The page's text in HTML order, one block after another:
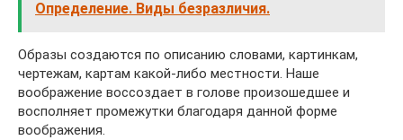
Определение. Виды безразличия.
Образы создаются по описанию словами, картинкам,
чертежам, картам какой-либо местности. Наше
воображение воссоздает в голове произошедшее и
восполняет промежутки благодаря данной форме
воображения.